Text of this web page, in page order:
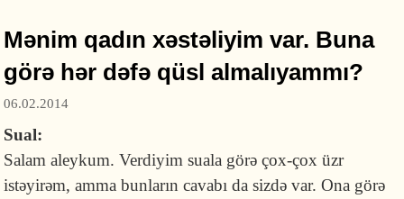
Mənim qadın xəstəliyim var. Buna
görə hər dəfə qüsl almalıyammı?
06.02.2014
Sual:
Salam aleykum. Verdiyim suala görə çox-çox üzr
istəyirəm, amma bunların cavabı da sizdə var. Ona görə